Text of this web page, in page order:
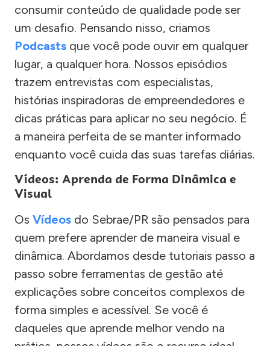
consumir conteúdo de qualidade pode ser
um desafio. Pensando nisso, criamos
Podcasts que você pode ouvir em qualquer
lugar, a qualquer hora. Nossos episódios
trazem entrevistas com especialistas,
histórias inspiradoras de empreendedores e
dicas práticas para aplicar no seu negócio. É
a maneira perfeita de se manter informado
enquanto você cuida das suas tarefas diárias.
Vídeos: Aprenda de Forma Dinâmica e
Visual
Os Vídeos do Sebrae/PR são pensados para
quem prefere aprender de maneira visual e
dinâmica. Abordamos desde tutoriais passo a
passo sobre ferramentas de gestão até
explicações sobre conceitos complexos de
forma simples e acessível. Se você é
daqueles que aprende melhor vendo na